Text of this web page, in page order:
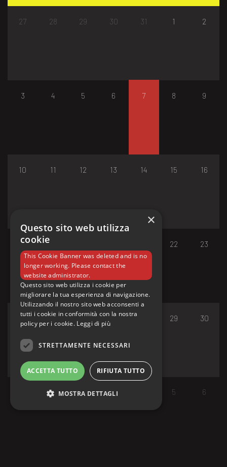
27 28 29 30 31 1 2
3 4 5 6 7 8 9
10 11 12 13 14 15 16
17 18 22 23
24 25 26 27 29 30
1 2 3 5 6
×
Questo sito web utilizza
cookie
This Cookie Banner was deleted and is no
longer working. Please contact the
website administrator.
Questo sito web utilizza i cookie per
migliorare la tua esperienza di navigazione.
Utilizzando il nostro sito web acconsenti a
tutti i cookie in conformità con la nostra
policy per i cookie. Leggi di più
STRETTAMENTE NECESSARI
ACCETTA TUTTO RIFIUTA TUTTO
MOSTRA DETTAGLI